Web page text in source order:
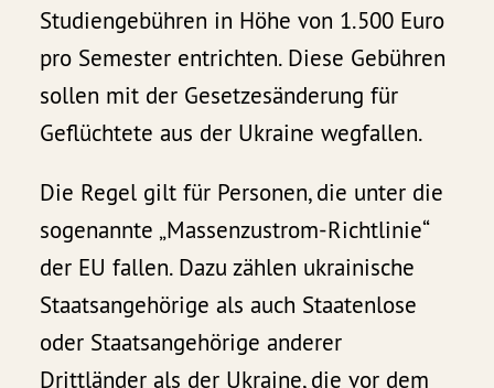
Studiengebühren in Höhe von 1.500 Euro
pro Semester entrichten. Diese Gebühren
sollen mit der Gesetzesänderung für
Geflüchtete aus der Ukraine wegfallen.
Die Regel gilt für Personen, die unter die
sogenannte „Massenzustrom-Richtlinie“
der EU fallen. Dazu zählen ukrainische
Staatsangehörige als auch Staatenlose
oder Staatsangehörige anderer
Drittländer als der Ukraine, die vor dem